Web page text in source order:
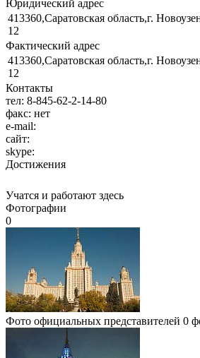
Юридический адрес
413360,Саратовская область,г.
12
Фактический адрес
413360,Саратовская область,г.
12
Контакты
тел: 8-845-62-2-14-80
факс: нет
e-mail:
сайт:
skype:
Достижения
Учатся и работают здесь
Фотографии
0
Фото официальных представителей 0